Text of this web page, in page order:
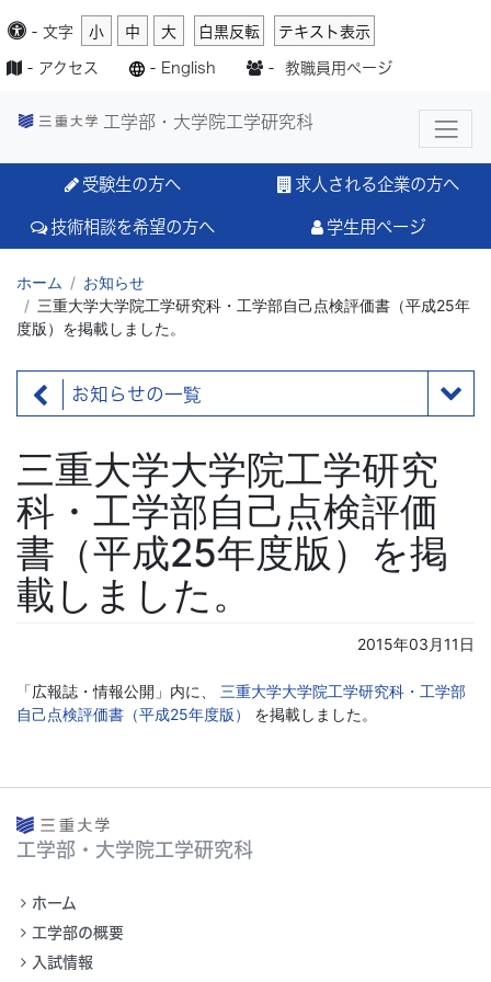
- 文字 小 中 大 白黒反転 テキスト表示
- アクセス - English - 教職員用ページ
工学部・大学院工学研究科
受験生の方へ 求人される企業の方へ
技術相談を希望の方へ 学生用ページ
ホーム
お知らせ
三重大学大学院工学研究科・工学部自己点検評価書（平成25年
度版）を掲載しました。
お知らせの一覧
三重大学大学院工学研究
科・工学部自己点検評価
書（平成25年度版）を掲
載しました。
2015年03月11日
「広報誌・情報公開」内に、 三重大学大学院工学研究科・工学部
自己点検評価書（平成25年度版）
を掲載しました。
工学部・大学院工学研究科
ホーム
工学部の概要
入試情報